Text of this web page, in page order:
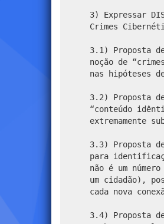
3) Expressar
Crimes
3.1) Proposta
noção de
nas hipóteses
3.2) Proposta
“conteúdo
extremamente
3.3) Proposta
para
não é um
um cidadão),
cada nova
3.4) Proposta